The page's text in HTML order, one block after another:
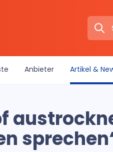
Anbieter Artikel &